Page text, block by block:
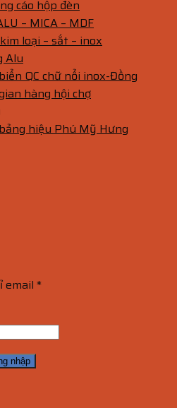
cáo hộp đèn
– MICA – MDF
loại – sắt – inox
Alu
QC chữ nổi inox-Đồng
hàng hội chợ
hiệu Phú Mỹ Hưng
email*
nhập